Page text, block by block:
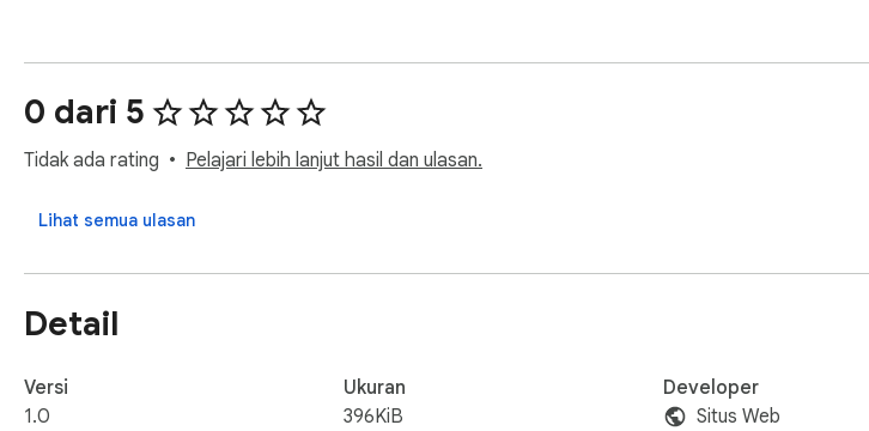
0 dari 5
Tidak ada rating Pelajari lebih lanjut hasil dan ulasan.
Lihat semua ulasan
Detail
Versi
1.0
Ukuran
396KiB
Developer
Situs Web